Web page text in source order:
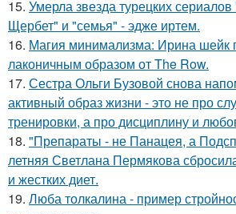
15. Умерла звезда турецких
Щербет" и "семья" - эдже иртем.
16. Магия минимализма: Ирина шейк
лаконичным образом от The Row.
17. Сестра Ольги Бузовой снова
активный образ жизни - это не про
тренировки, а про дисциплину и
18. "Препараты - не Панацея, а
летняя Светлана Пермякова
и жестких диет.
19. Люба толкалина - пример